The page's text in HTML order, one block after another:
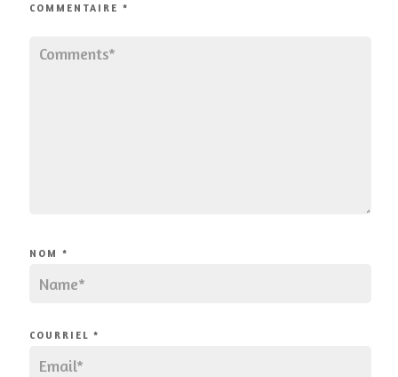
COMMENTAIRE *
NOM *
COURRIEL *